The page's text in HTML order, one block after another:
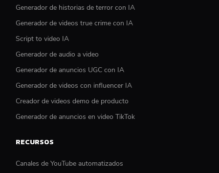
Generador de historias de terror con IA
Generador de videos true crime con IA
Script to video IA
Generador de audio a video
Generador de anuncios UGC con IA
Generador de videos con influencer IA
Creador de videos demo de producto
Generador de anuncios en video TikTok
RECURSOS
Canales de YouTube automatizados